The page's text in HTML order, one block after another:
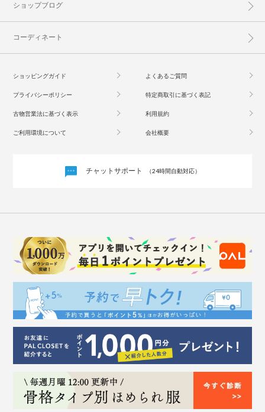
ショップブログ
コーディネート
ショッピングガイド よくあるご質問
プライバシーポリシー 特定商取引に基づく表記
古物営業法に基づく表示 利用規約
ご利用環境について 会社概要
チャットサポート （24時間自動対応）